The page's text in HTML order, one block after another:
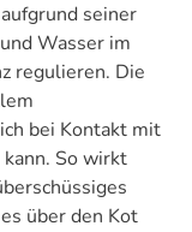
seiner
Wasser im
regulieren. Die
bei Kontakt mit
So wirkt
über den Kot